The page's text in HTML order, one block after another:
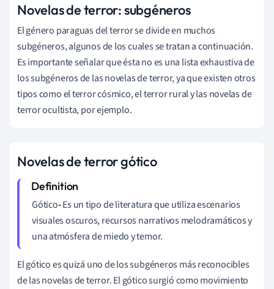
Novelas de terror: subgéneros
El género paraguas del terror se divide en muchos
subgéneros, algunos de los cuales se tratan a continuación.
Es importante señalar que ésta no es una lista exhaustiva de
los subgéneros de las novelas de terror, ya que existen otros
tipos como el terror cósmico, el terror rural y las novelas de
terror ocultista, por ejemplo.
Novelas de terror gótico
Gótico-Es un tipo de literatura que utiliza escenarios
visuales oscuros, recursos narrativos melodramáticos y
una atmósfera de miedo y temor.
El gótico es quizá uno de los subgéneros más reconocibles
de las novelas de terror. El gótico surgió como movimiento